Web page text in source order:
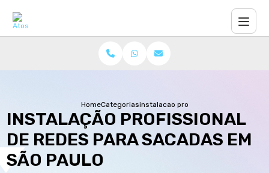
HomeCategoriasinstalacao profissional redes
INSTALAÇÃO PROFISSIONAL
DE REDES PARA SACADAS EM
SÃO PAULO